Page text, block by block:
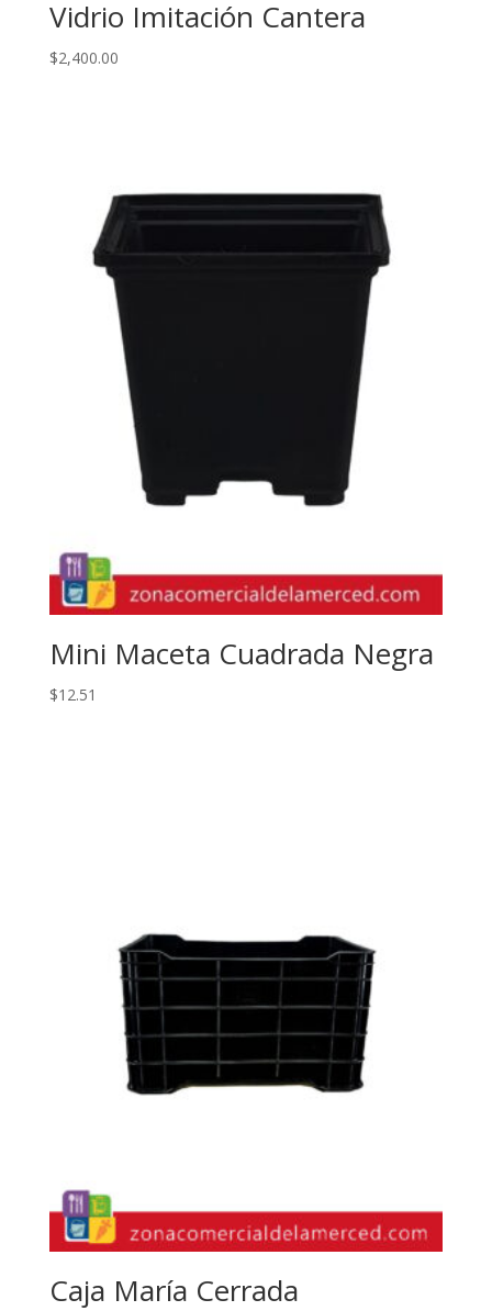
Vidrio Imitación Cantera
$2,400.00
Mini Maceta Cuadrada Negra
$12.51
Caja María Cerrada